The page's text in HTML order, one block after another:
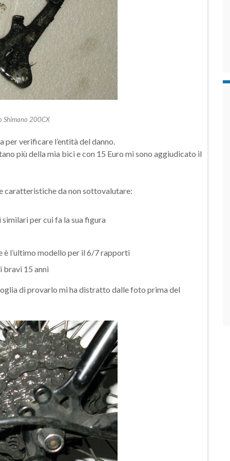
Shimano 200CX
per verificare l’entità del danno.
più della mia bici e con 15 Euro mi sono aggiudicato il
caratteristiche da non sottovalutare:
similari per cui fa la sua figura
è l’ultimo modello per il 6/7 rapporti
bravi 15 anni
di provarlo mi ha distratto dalle foto prima del